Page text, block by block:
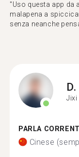
"Uso questa app da
malapena a
senza neanche
D.
Jixi
PARLA
Cinese